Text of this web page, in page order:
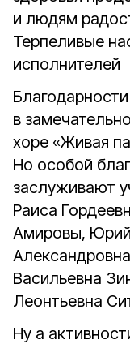
и людям
Терпеливые
исполнителей
в
хоре «Живая
Но особой
заслуживают
Раиса
Амировы,
Васильевна
Леонтьевна
Ну а